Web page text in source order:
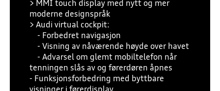
> MMI touch display med nytt og mer
moderne designspråk
> Audi virtual cockpit:
- Forbedret navigasjon
- Visning av nåværende høyde over havet
- Advarsel om glemt mobiltelefon når
tenningen slås av og førerdøren åpnes
- Funksjonsforbedring med byttbare
visninger i førerdisplay